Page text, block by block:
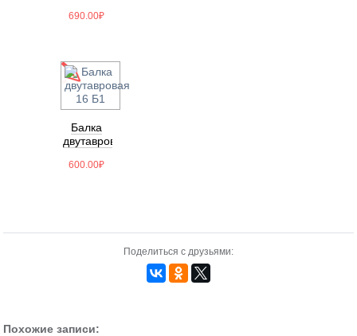
690.00₽
Балка
двутавровая
600.00₽
Поделиться с друзьями:
Похожие записи: